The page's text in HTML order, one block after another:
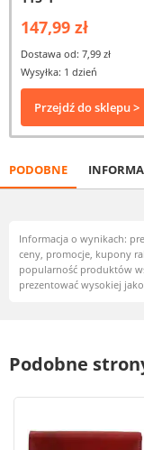
147,99 zł
Dostawa od: 7,99 zł
Wysyłka: 1 dzień
Przejdź do sklepu >
PODOBNE
Informacja o wynikach:
ceny, promocje, kupony
popularność produktów
prezentować wysokiej
Podobne